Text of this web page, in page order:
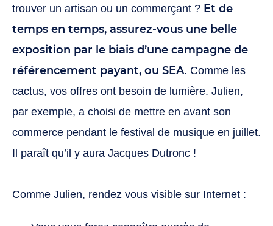
trouver un artisan ou un commerçant ? Et de
temps en temps, assurez-vous une belle
exposition par le biais d’une campagne de
référencement payant, ou SEA. Comme les
cactus, vos offres ont besoin de lumière. Julien,
par exemple, a choisi de mettre en avant son
commerce pendant le festival de musique en juillet.
Il paraît qu’il y aura Jacques Dutronc !
Comme Julien, rendez vous visible sur Internet :